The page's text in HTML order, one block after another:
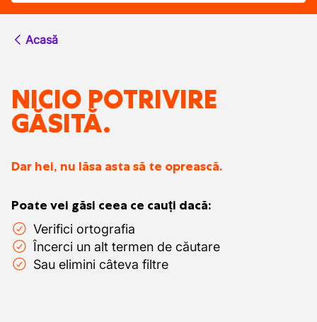
Acasă
NICIO POTRIVIRE
GĂSITĂ.
Dar hei, nu lăsa asta să te oprească.
Poate vei găsi ceea ce cauți dacă:
Verifici ortografia
Încerci un alt termen de căutare
Sau elimini câteva filtre